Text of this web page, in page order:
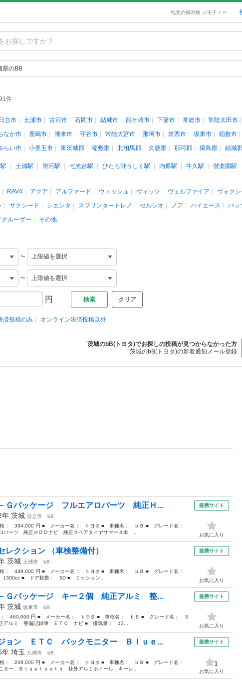
地元の掲示板 ジモティー
県のBB
件
日立市 土浦市 古河市 石岡市 結城市 龍ケ崎市 下妻市 常総市 常陸太田市
なか市 鹿嶋市 潮来市 守谷市 常陸大宮市 那珂市 筑西市 坂東市 稲敷市
らい市 小美玉市 東茨城郡 稲敷郡 北相馬郡 久慈郡 那珂郡 猿島郡 結城
土浦駅 滑河駅 七光台駅 ひたち野うしく駅 内原駅 牛久駅
偕楽園駅
RAV4 アクア アルファード ウィッシュ ヴィッツ ヴェルファイア ヴォクシ
サクシード シエンタ スプリンタートレノ セルシオ ノア ハイエース パッ
クルーザー その他
~
~
円 クリア
済投稿のみ オンライン決済投稿以外
茨城のbB(トヨタ)でお探しの投稿が見つからなかった方
茨城のbB(トヨタ)の新着通知メール登録
Ｇパッケージ フルエアロパーツ 純正Ｈ...
年 茨城 日立市
bB
： 394,000 円 ■ メーカー名： トヨタ ■ 車種名： ｂＢ ■ グレード名：
パーツ 純正ＨＤＤナビ 純正スペアタイヤサマー４本 ...
提携サイト
お気に入り
クション （車検整備付）
茨城 土浦市
bB
： 439,000 円 ■ メーカー名： トヨタ ■ 車種名： ｂＢ ■ グレード名：
■ ドア枚数： 5D ■ ミッション...
提携サイト
お気に入り
Ｇパッケージ キー２個 純正アルミ 整...
茨城 坂東市
bB
： 460,000 円 ■ メーカー名： トヨタ ■ 車種名： ｂＢ ■ グレード名： Ｓ
アルミ 整備記録簿 ＥＴＣ ナビ ■ 排気量： 13...
提携サイト
お気に入り
ョン ＥＴＣ バックモニター Ｂｌｕｅ...
年 埼玉 八潮市
bB
： 249,000 円 ■ メーカー名： トヨタ ■ 車種名： ｂＢ ■ グレード名：
ー Ｂｌｕｅｔｏｏｔｈ 社外アルミホイール キーレ...
提携サイト
1
お気に入り